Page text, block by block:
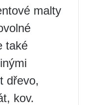
malty
také
dřevo,
kov.